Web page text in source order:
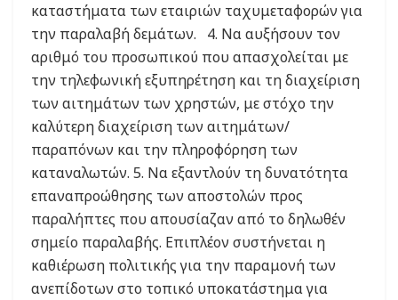
καταστήματα των εταιριών ταχυμεταφορών για
την παραλαβή δεμάτων. 4. Να αυξήσουν τον
αριθμό του προσωπικού που απασχολείται με
την τηλεφωνική εξυπηρέτηση και τη διαχείριση
των αιτημάτων των χρηστών, με στόχο την
καλύτερη διαχείριση των αιτημάτων/
παραπόνων και την πληροφόρηση των
καταναλωτών. 5. Να εξαντλούν τη δυνατότητα
επαναπροώθησης των αποστολών προς
παραλήπτες που απουσίαζαν από το δηλωθέν
σημείο παραλαβής. Επιπλέον συστήνεται η
καθιέρωση πολιτικής για την παραμονή των
ανεπίδοτων στο τοπικό υποκατάστημα για